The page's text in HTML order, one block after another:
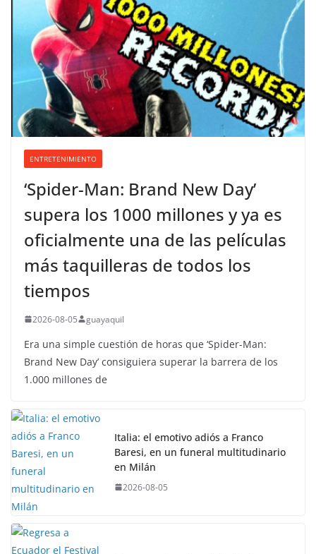
ENTRETENIMIENTO
‘Spider-Man: Brand New Day’
supera los 1000 millones y ya es
oficialmente una de las películas
más taquilleras de todos los
tiempos
2026-08-05 guayaquil
Era una simple cuestión de horas que ‘Spider-Man:
Brand New Day’ consiguiera superar la barrera de los
1.000 millones de
Italia: el emotivo adiós a Franco
Baresi, en un funeral multitudinario
en Milán
2026-08-05